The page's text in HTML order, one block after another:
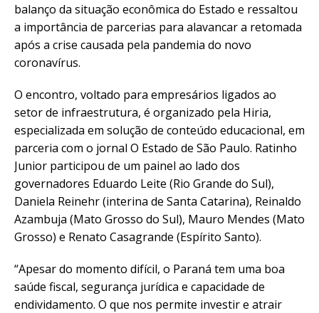
balanço da situação econômica do Estado e ressaltou
a importância de parcerias para alavancar a retomada
após a crise causada pela pandemia do novo
coronavírus.
O encontro, voltado para empresários ligados ao
setor de infraestrutura, é organizado pela Hiria,
especializada em solução de conteúdo educacional, em
parceria com o jornal O Estado de São Paulo. Ratinho
Junior participou de um painel ao lado dos
governadores Eduardo Leite (Rio Grande do Sul),
Daniela Reinehr (interina de Santa Catarina), Reinaldo
Azambuja (Mato Grosso do Sul), Mauro Mendes (Mato
Grosso) e Renato Casagrande (Espírito Santo).
“Apesar do momento difícil, o Paraná tem uma boa
saúde fiscal, segurança jurídica e capacidade de
endividamento. O que nos permite investir e atrair